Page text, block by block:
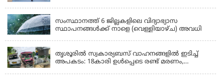
സംസ്ഥാനത്ത് 6 ജില്ലകളിലെ വിദ്യാഭ്യാസ
സ്ഥാപനങ്ങൾക്ക് നാളെ (വെള്ളിയാഴ്ച) അവധി
തൃശൂരിൽ സ്വകാര്യബസ് വാഹനങ്ങളില്‍ ഇടിച്ച്
അപകടം: 18കാരി ഉൾപ്പെടെ രണ്ട് മരണം,